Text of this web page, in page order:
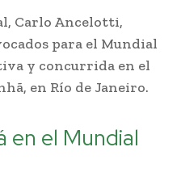
Carlo Ancelotti,
para el Mundial
y concurrida en el
en Río de Janeiro.
en el Mundial